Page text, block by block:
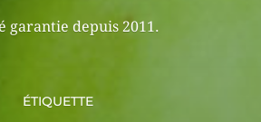
garantie depuis 2011.
ÉTIQUETTE